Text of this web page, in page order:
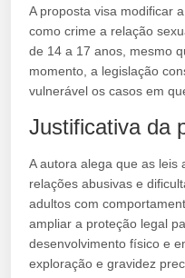
A proposta visa modificar
como crime a relação
de 14 a 17 anos, mesmo
momento, a legislação
vulnerável os casos em
Justificativa da
A autora alega que as leis
relações abusivas e
adultos com
ampliar a proteção legal
desenvolvimento físico e
exploração e gravidez